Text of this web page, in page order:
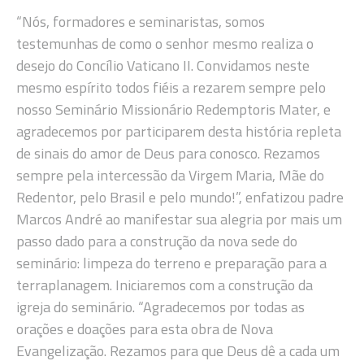
“Nós, formadores e seminaristas, somos
testemunhas de como o senhor mesmo realiza o
desejo do Concílio Vaticano II. Convidamos neste
mesmo espírito todos fiéis a rezarem sempre pelo
nosso Seminário Missionário Redemptoris Mater, e
agradecemos por participarem desta história repleta
de sinais do amor de Deus para conosco. Rezamos
sempre pela intercessão da Virgem Maria, Mãe do
Redentor, pelo Brasil e pelo mundo!”, enfatizou padre
Marcos André ao manifestar sua alegria por mais um
passo dado para a construção da nova sede do
seminário: limpeza do terreno e preparação para a
terraplanagem. Iniciaremos com a construção da
igreja do seminário. “Agradecemos por todas as
orações e doações para esta obra de Nova
Evangelização. Rezamos para que Deus dê a cada um